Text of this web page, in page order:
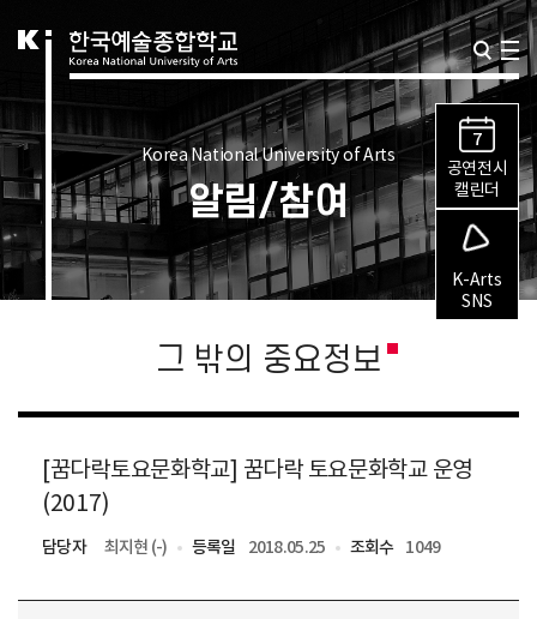
7
공연전시
캘린더
K-Arts
SNS
Korea National University of Arts
알림/참여
그 밖의 중요정보
[꿈다락토요문화학교] 꿈다락 토요문화학교 운영
(2017)
담당자 최지현 (-) 등록일 2018.05.25 조회수 1049